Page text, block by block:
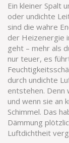
Ein kleiner Spalt
oder undichte
sind die wahre
der Heizenergie
geht – mehr als
nur teuer, es
durch undichte
entstehen. Denn
und wenn sie an
Schimmel. Das
Dämmung
Luftdichtheit